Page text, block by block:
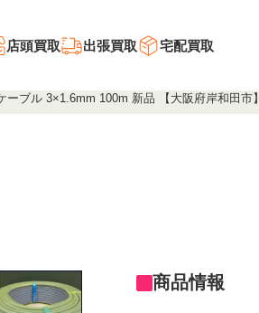
店頭買取 出張買取 宅配買取
ーブル 3×1.6mm 100m 新品 【大阪府岸和田市
商品情報